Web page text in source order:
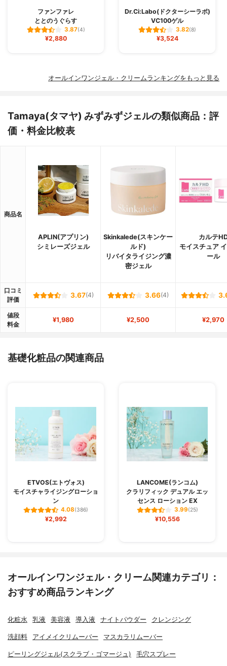
ファンファレ
ととのうぐらす
3.87(4)
¥2,880
Dr.Ci:Labo(ドクターシーラボ)
VC100ゲル
3.82(8)
¥3,524
オールインワンジェル・クリームランキングをもっと見る
Tamaya(タマヤ) みずみずジェルの類似商品：評
価・料金比較表
商品名
APLIN(アプリン)
シミレーズジェル
Skinkalede(スキンケー
ルド)
リバイタライジング濃
密ジェル
カルテ
モイスチュア
ール
口コミ
評価
3.67(4) 3.66(4)
値段
料金
¥1,980 ¥2,500 ¥2,970
基礎化粧品の関連商品
ETVOS(エトヴォス)
モイスチャライジングローショ
ン
4.08(386)
¥2,992
LANCOME(ランコム)
クラリフィック デュアル エッ
センス ローション EX
3.99(25)
¥10,556
オールインワンジェル・クリーム関連カテゴリ：
おすすめ商品ランキング
化粧水 乳液 美容液 導入液 ナイトパウダー クレンジング
洗顔料 アイメイクリムーバー マスカラリムーバー
ピーリングジェル(スクラブ・ゴマージュ) 毛穴スプレー